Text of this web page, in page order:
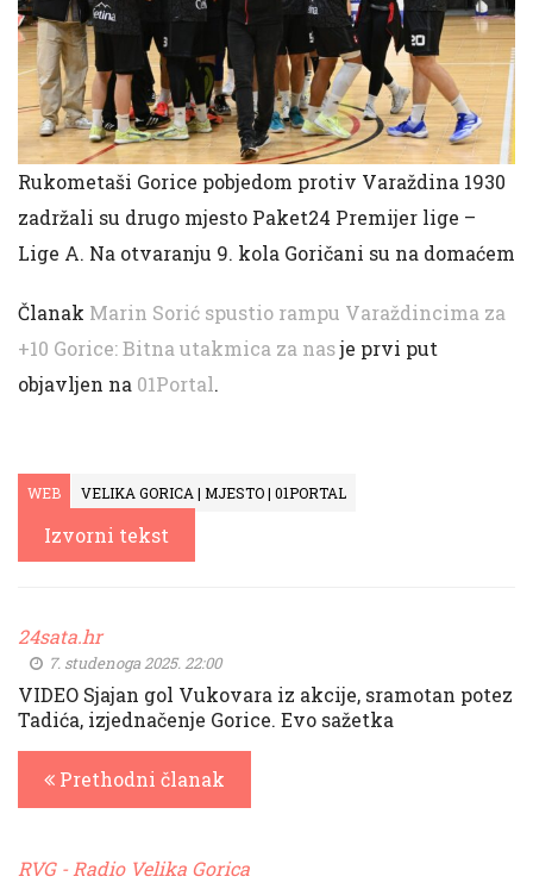
Rukometaši Gorice pobjedom protiv Varaždina 1930
zadržali su drugo mjesto Paket24 Premijer lige –
Lige A. Na otvaranju 9. kola Goričani su na domaćem
Članak Marin Sorić spustio rampu Varaždincima za
+10 Gorice: Bitna utakmica za nasje prvi put
objavljen na 01Portal.
WEB VELIKA GORICA | MJESTO | 01PORTAL
Izvorni tekst
24sata.hr
7. studenoga 2025. 22:00
VIDEO Sjajan gol Vukovara iz akcije, sramotan potez
Tadića, izjednačenje Gorice. Evo sažetka
Prethodni članak
RVG - Radio Velika Gorica